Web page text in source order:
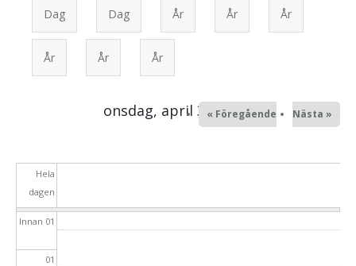
Konfa
Alingsåsmodellen
Dag
Dag År År År
År År År
onsdag, april 30, 2025
« Föregående Nästa »
Hela
dagen
Innan 01
01